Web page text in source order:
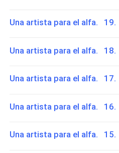
Una artista para el alfa. 19.
Una artista para el alfa. 18.
Una artista para el alfa. 17.
Una artista para el alfa. 16.
Una artista para el alfa. 15.